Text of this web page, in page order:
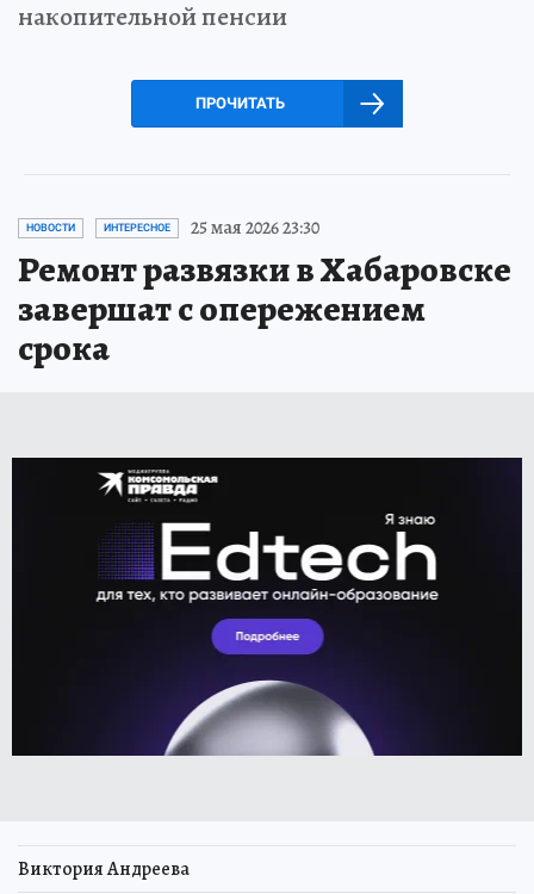
накопительной пенсии
ПРОЧИТАТЬ
НОВОСТИ ИНТЕРЕСНОЕ 25 мая 2026 23:30
Ремонт развязки в Хабаровске
завершат с опережением
срока
Виктория Андреева